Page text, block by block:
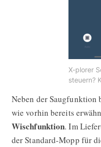
X-plorer
steuern?
Neben der Saugfunktion
wie vorhin bereits
Wischfunktion. Im
der Standard-Mopp für